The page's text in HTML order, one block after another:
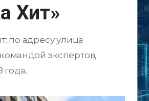
Хит»
по адресу улица
экспертов,
года.